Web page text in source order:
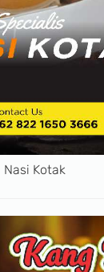
Nasi Kotak